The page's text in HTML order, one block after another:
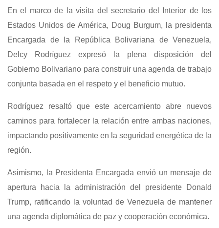
En el marco de la visita del secretario del Interior de los
Estados Unidos de América, Doug Burgum, la presidenta
Encargada de la República Bolivariana de Venezuela,
Delcy Rodríguez expresó la plena disposición del
Gobierno Bolivariano para construir una agenda de trabajo
conjunta basada en el respeto y el beneficio mutuo.
Rodríguez resaltó que este acercamiento abre nuevos
caminos para fortalecer la relación entre ambas naciones,
impactando positivamente en la seguridad energética de la
región.
Asimismo, la Presidenta Encargada envió un mensaje de
apertura hacia la administración del presidente Donald
Trump, ratificando la voluntad de Venezuela de mantener
una agenda diplomática de paz y cooperación económica.